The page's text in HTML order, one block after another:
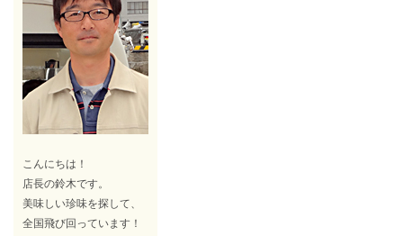
こんにちは！
店長の鈴木です。
美味しい珍味を探して、
全国飛び回っています！